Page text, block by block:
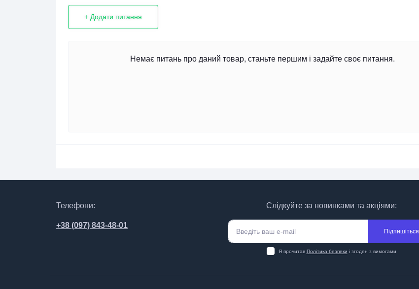
+ Додати питання
Немає питань про даний товар, станьте першим і задайте своє питання.
Телефони:
+38 (097) 843-48-01
Слідкуйте за новинками та акціями:
Підпишіться
Я прочитав Політика безпеки і згоден з вимогами